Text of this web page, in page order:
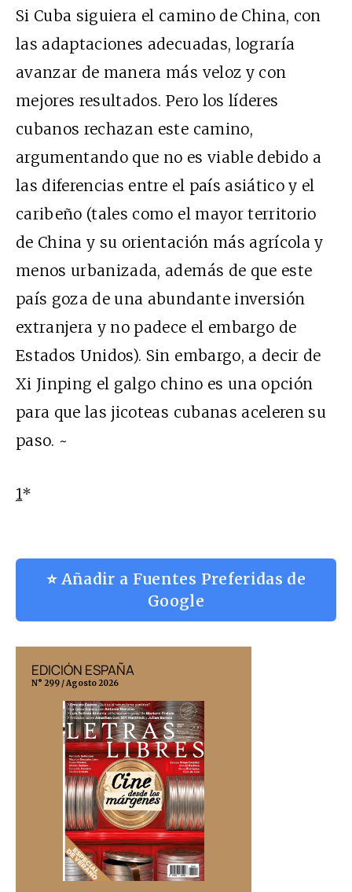
Si Cuba siguiera el camino de China, con
las adaptaciones adecuadas, lograría
avanzar de manera más veloz y con
mejores resultados. Pero los líderes
cubanos rechazan este camino,
argumentando que no es viable debido a
las diferencias entre el país asiático y el
caribeño (tales como el mayor territorio
de China y su orientación más agrícola y
menos urbanizada, además de que este
país goza de una abundante inversión
extranjera y no padece el embargo de
Estados Unidos). Sin embargo, a decir de
Xi Jinping el galgo chino es una opción
para que las jicoteas cubanas aceleren su
paso. ~
1*
⭐ Añadir a Fuentes Preferidas de
Google
EDICIÓN ESPAÑA
N° 299 / Agosto 2026